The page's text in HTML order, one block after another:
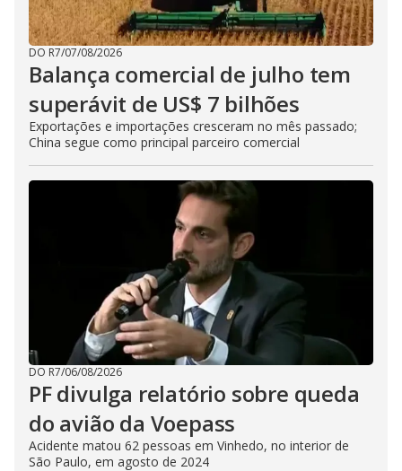
DO R7/07/08/2026
Balança comercial de julho tem
superávit de US$ 7 bilhões
Exportações e importações cresceram no mês passado;
China segue como principal parceiro comercial
DO R7/06/08/2026
PF divulga relatório sobre queda
do avião da Voepass
Acidente matou 62 pessoas em Vinhedo, no interior de
São Paulo, em agosto de 2024